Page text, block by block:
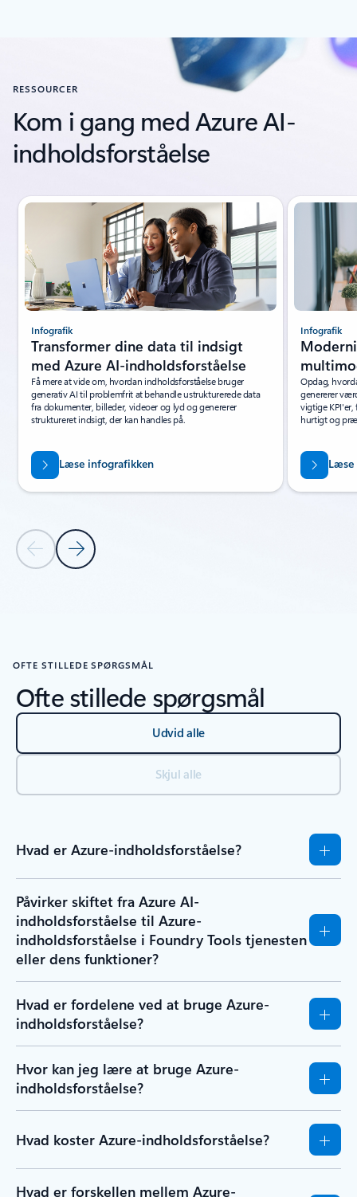
RESSOURCER
Kom i gang med Azure AI-
indholdsforståelse
Viser slide 1 af 3
Forrige slideNæste slide
Infografik
Transformer dine data til indsigt
med Azure AI-indholdsforståelse
Få mere at vide om, hvordan indholdsforståelse bruger
generativ AI til problemfrit at behandle ustrukturerede data
fra dokumenter, billeder, videoer og lyd og genererer
struktureret indsigt, der kan handles på.
Læse infografikken
Infografik
Opdag,
genererer
vigtige
hurtigt og
OFTE STILLEDE SPØRGSMÅL
Ofte stillede spørgsmål
Udvid alle
Skjul alle
Hvad er Azure-indholdsforståelse?
Påvirker skiftet fra Azure AI-
indholdsforståelse til Azure-
indholdsforståelse i Foundry Tools tjenesten
eller dens funktioner?
Hvad er fordelene ved at bruge Azure-
indholdsforståelse?
Hvor kan jeg lære at bruge Azure-
indholdsforståelse?
Hvad koster Azure-indholdsforståelse?
Hvad er forskellen mellem Azure-